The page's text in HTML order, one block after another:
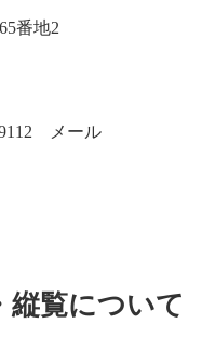
番地2
メール
縦覧について